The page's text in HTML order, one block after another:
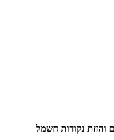
והזזת נקודות חשמל